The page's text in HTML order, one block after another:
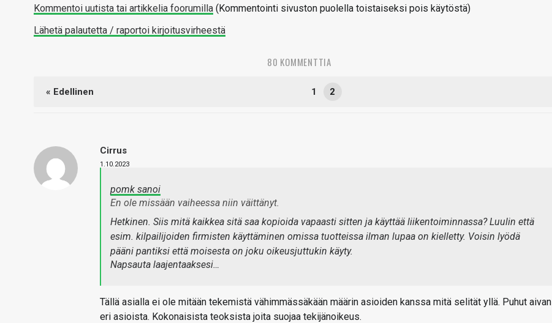
Kommentoi uutista tai artikkelia foorumilla (Kommentointi sivuston puolella toistaiseksi pois käytöstä)
Lähetä palautetta / raportoi kirjoitusvirheestä
80 KOMMENTTIA
« Edellinen 1 2
Cirrus
1.10.2023
pomk sanoi
En ole missään vaiheessa niin väittänyt.
Hetkinen. Siis mitä kaikkea sitä saa kopioida vapaasti sitten ja käyttää liikentoiminnassa? Luulin että
esim. kilpailijoiden firmisten käyttäminen omissa tuotteissa ilman lupaa on kielletty. Voisin lyödä
pääni pantiksi että moisesta on joku oikeusjuttukin käyty.
Napsauta laajentaaksesi…
Tällä asialla ei ole mitään tekemistä vähimmässäkään määrin asioiden kanssa mitä selität yllä. Puhut aivan
eri asioista. Kokonaisista teoksista joita suojaa tekijänoikeus.